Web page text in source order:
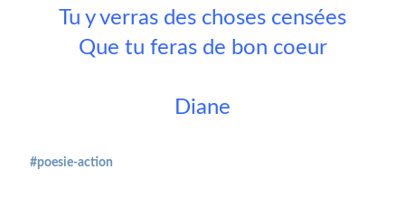
Tu y verras des choses censées
Que tu feras de bon coeur
Diane
#poesie-action